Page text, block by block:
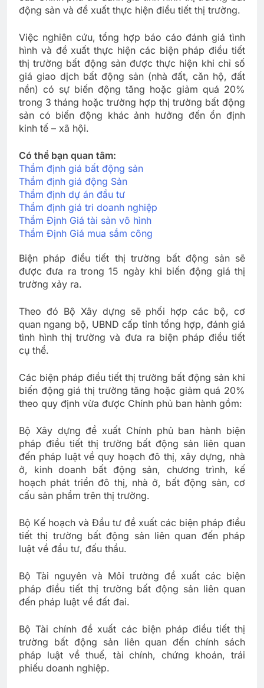
động sản và đề xuất thực hiện điều tiết thị trường.
Việc nghiên cứu, tổng hợp báo cáo đánh giá tình
hình và đề xuất thực hiện các biện pháp điều tiết
thị trường bất động sản được thực hiện khi chỉ số
giá giao dịch bất động sản (nhà đất, căn hộ, đất
nền) có sự biến động tăng hoặc giảm quá 20%
trong 3 tháng hoặc trường hợp thị trường bất động
sản có biến động khác ảnh hưởng đến ổn định
kinh tế – xã hội.
Có thể bạn quan tâm:
Thẩm định giá bất động sản
Thẩm định giá động Sản
Thẩm định dự án đầu tư
Thẩm định giá tri doanh nghiệp
Thẩm Định Giá tài sản vô hình
Thẩm Định Giá mua sắm công
Biện pháp điều tiết thị trường bất động sản sẽ
được đưa ra trong 15 ngày khi biến động giá thị
trường xảy ra.
Theo đó Bộ Xây dựng sẽ phối hợp các bộ, cơ
quan ngang bộ, UBND cấp tỉnh tổng hợp, đánh giá
tình hình thị trường và đưa ra biện pháp điều tiết
cụ thể.
Các biện pháp điều tiết thị trường bất động sản khi
biến động giá thị trường tăng hoặc giảm quá 20%
theo quy định vừa được Chính phủ ban hành gồm:
Bộ Xây dựng đề xuất Chính phủ ban hành biện
pháp điều tiết thị trường bất động sản liên quan
đến pháp luật về quy hoạch đô thị, xây dựng, nhà
ở, kinh doanh bất động sản, chương trình, kế
hoạch phát triển đô thị, nhà ở, bất động sản, cơ
cấu sản phẩm trên thị trường.
Bộ Kế hoạch và Đầu tư đề xuất các biện pháp điều
tiết thị trường bất động sản liên quan đến pháp
luật về đầu tư, đấu thầu.
Bộ Tài nguyên và Môi trường đề xuất các biện
pháp điều tiết thị trường bất động sản liên quan
đến pháp luật về đất đai.
Bộ Tài chính đề xuất các biện pháp điều tiết thị
trường bất động sản liên quan đến chính sách
pháp luật về thuế, tài chính, chứng khoán, trái
phiếu doanh nghiệp.